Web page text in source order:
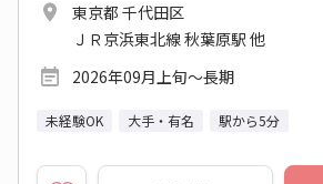
東京都 千代田区
ＪＲ京浜東北線 秋葉原駅 他
2026年09月上旬～長期
未経験OK 大手・有名 駅から5分